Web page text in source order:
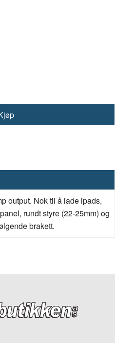
output. Nok til å lade ipads,
rundt styre (22-25mm) og
brakett.